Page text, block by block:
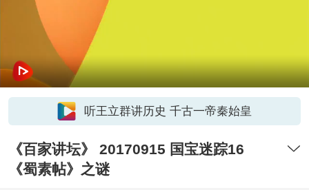
听王立群讲历史 千古一帝秦始皇
《百家讲坛》 20170915 国宝迷踪16
《蜀素帖》之谜